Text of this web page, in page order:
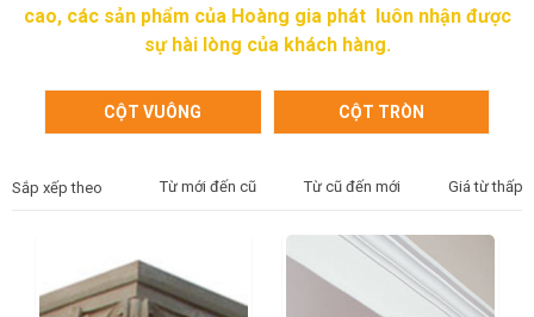
cao, các sản phẩm của Hoàng gia phát luôn nhận được
sự hài lòng của khách hàng.
CỘT VUÔNG CỘT TRÒN
Sắp xếp theo Từ mới đến cũ Từ cũ đến mới Giá từ thấp